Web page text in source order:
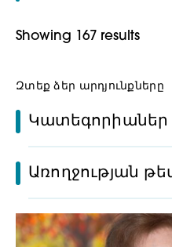
Showing 167 results
Զտեք ձեր արդյունքները
Կատեգորիաներ
Առողջության